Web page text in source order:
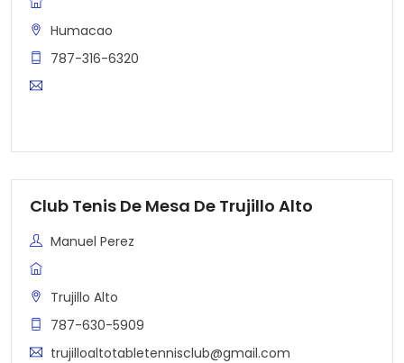
Humacao
787-316-6320
Club Tenis De Mesa De Trujillo Alto
Manuel Perez
Trujillo Alto
787-630-5909
trujilloaltotabletennisclub@gmail.com